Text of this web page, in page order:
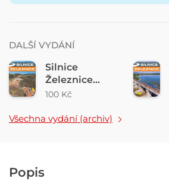
DALŠÍ VYDÁNÍ
Silnice
Železnice
2/2026
100 Kč
Všechna vydání (archiv)
Popis